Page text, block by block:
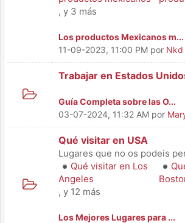
, y 3 más
Los productos Mexicanos m...
11-09-2023, 11:00 PM por Nkd
Trabajar en Estados
Guía Completa sobre las O...
03-07-2024, 11:32 AM por
Qué visitar en USA
Lugares que no os podeis
Qué visitar en Los
Angeles
, y 12 más
Los Mejores Lugares para ...